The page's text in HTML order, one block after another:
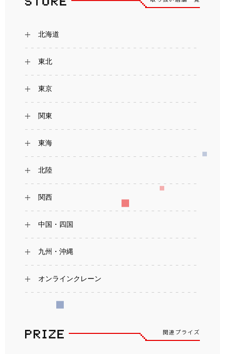
北海道
東北
東京
関東
東海
北陸
関西
中国・四国
九州・沖縄
オンラインクレーン
関連プライズ